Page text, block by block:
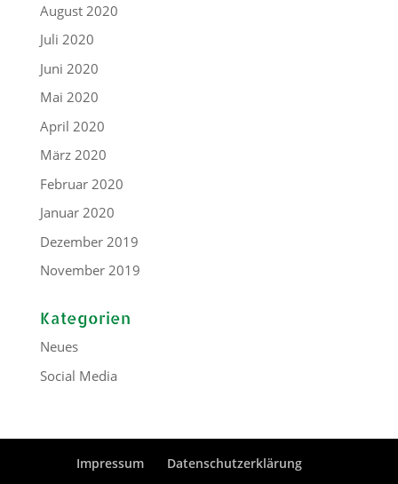
August 2020
Juli 2020
Juni 2020
Mai 2020
April 2020
März 2020
Februar 2020
Januar 2020
Dezember 2019
November 2019
Kategorien
Neues
Social Media
Impressum Datenschutzerklärung